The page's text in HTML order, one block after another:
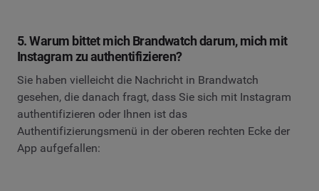
5. Warum bittet mich Brandwatch darum, mich mit
Instagram zu authentifizieren?
Sie haben vielleicht die Nachricht in Brandwatch
gesehen, die danach fragt, dass Sie sich mit Instagram
authentifizieren oder Ihnen ist das
Authentifizierungsmenü in der oberen rechten Ecke der
App aufgefallen: